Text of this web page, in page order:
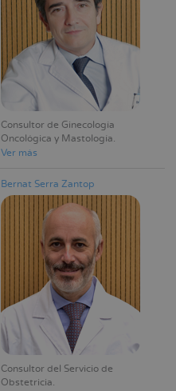
Consultor de Ginecología
Oncológica y Mastología
Ver más
Bernat Serra Zantop
Consultor del Servicio de
Obstetricia